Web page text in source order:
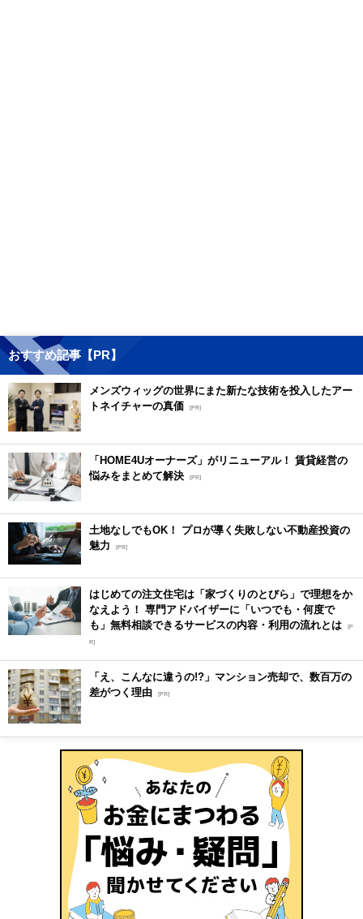
おすすめ記事【PR】
メンズウィッグの世界にまた新たな技術を投入したアー
トネイチャーの真価 [PR]
「HOME4Uオーナーズ」がリニューアル！ 賃貸経営の
悩みをまとめて解決 [PR]
土地なしでもOK！ プロが導く失敗しない不動産投資の
魅力
[PR]
はじめての注文住宅は「家づくりのとびら」で理想をか
なえよう！ 専門アドバイザーに「いつでも・何度で
も」無料相談できるサービスの内容・利用の流れとは [P
R]
「え、こんなに違うの!?」マンション売却で、数百万の
差がつく理由 [PR]